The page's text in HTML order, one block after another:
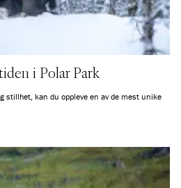
i Polar Park
stillhet, kan du oppleve en av de mest unike